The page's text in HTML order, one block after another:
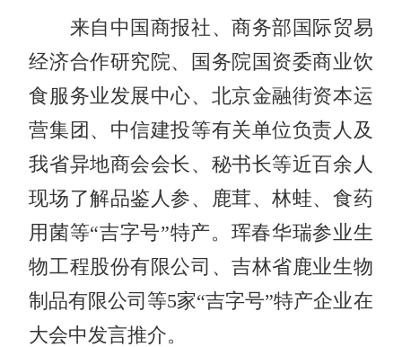
来自中国商报社、商务部国际贸易
经济合作研究院、国务院国资委商业饮
食服务业发展中心、北京金融街资本运
营集团、中信建投等有关单位负责人及
我省异地商会会长、秘书长等近百余人
现场了解品鉴人参、鹿茸、林蛙、食药
用菌等“吉字号”特产。珲春华瑞参业生
物工程股份有限公司、吉林省鹿业生物
制品有限公司等5家“吉字号”特产企业在
大会中发言推介。